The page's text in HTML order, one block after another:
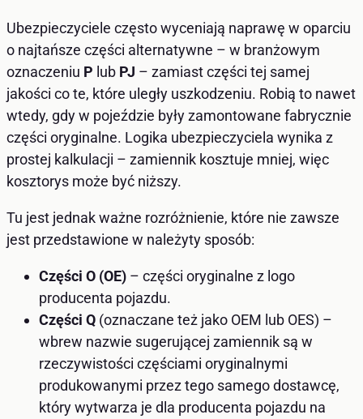
Ubezpieczyciele często wyceniają naprawę w oparciu
o najtańsze części alternatywne – w branżowym
oznaczeniu P lub PJ – zamiast części tej samej
jakości co te, które uległy uszkodzeniu. Robią to nawet
wtedy, gdy w pojeździe były zamontowane fabrycznie
części oryginalne. Logika ubezpieczyciela wynika z
prostej kalkulacji – zamiennik kosztuje mniej, więc
kosztorys może być niższy.
Tu jest jednak ważne rozróżnienie, które nie zawsze
jest przedstawione w należyty sposób:
Części O (OE) – części oryginalne z logo
producenta pojazdu.
Części Q (oznaczane też jako OEM lub OES) –
wbrew nazwie sugerującej zamiennik są w
rzeczywistości częściami oryginalnymi
produkowanymi przez tego samego dostawcę,
który wytwarza je dla producenta pojazdu na